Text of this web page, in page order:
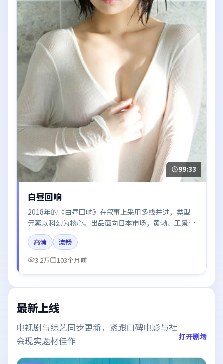
99:33
白昼回响
2018年的《白昼回响》在叙事上采用多线并进，类型
元素以科幻为核心。出品面向日本市场，黄渤、王景
春、汤唯、肖战、木村拓哉所饰角色推动关键反转，结
尾留白引发讨论。
高清
流畅
3.2万
103个月前
最新上线
电视剧与综艺同步更新，紧跟口碑电影与社
会现实题材佳作
打开剧场